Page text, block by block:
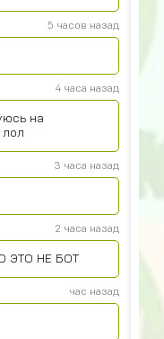
5 часов назад
4 часа назад
на
3 часа назад
2 часа назад
ЭТО НЕ БОТ
час назад